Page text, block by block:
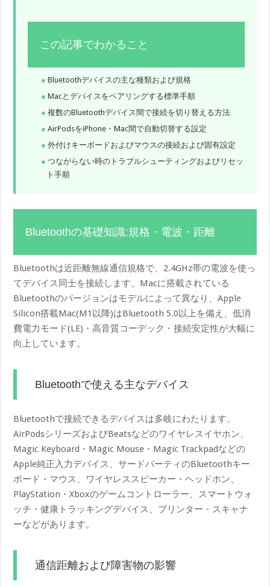
この記事でわかること
Bluetoothデバイスの主な種類および規格
Macとデバイスをペアリングする標準手順
複数のBluetoothデバイス間で接続を切り替える方法
AirPodsをiPhone・Mac間で自動切替する設定
外付けキーボードおよびマウスの接続および固有設定
つながらない時のトラブルシューティングおよびリセッ
ト手順
Bluetoothの基礎知識:規格・電波・距離
Bluetoothは近距離無線通信規格で、2.4GHz帯の電波を使っ
てデバイス同士を接続します。Macに搭載されている
Bluetoothのバージョンはモデルによって異なり、Apple
Silicon搭載Mac(M1以降)はBluetooth 5.0以上を備え、低消
費電力モード(LE)・高音質コーデック・接続安定性が大幅に
向上しています。
Bluetoothで使える主なデバイス
Bluetoothで接続できるデバイスは多岐にわたります。
AirPodsシリーズおよびBeatsなどのワイヤレスイヤホン、
Magic Keyboard・Magic Mouse・Magic Trackpadなどの
Apple純正入力デバイス、サードパーティのBluetoothキー
ボード・マウス、ワイヤレススピーカー・ヘッドホン、
PlayStation・Xboxのゲームコントローラー、スマートウォ
ッチ・健康トラッキングデバイス、プリンター・スキャナ
ーなどがあります。
通信距離および障害物の影響